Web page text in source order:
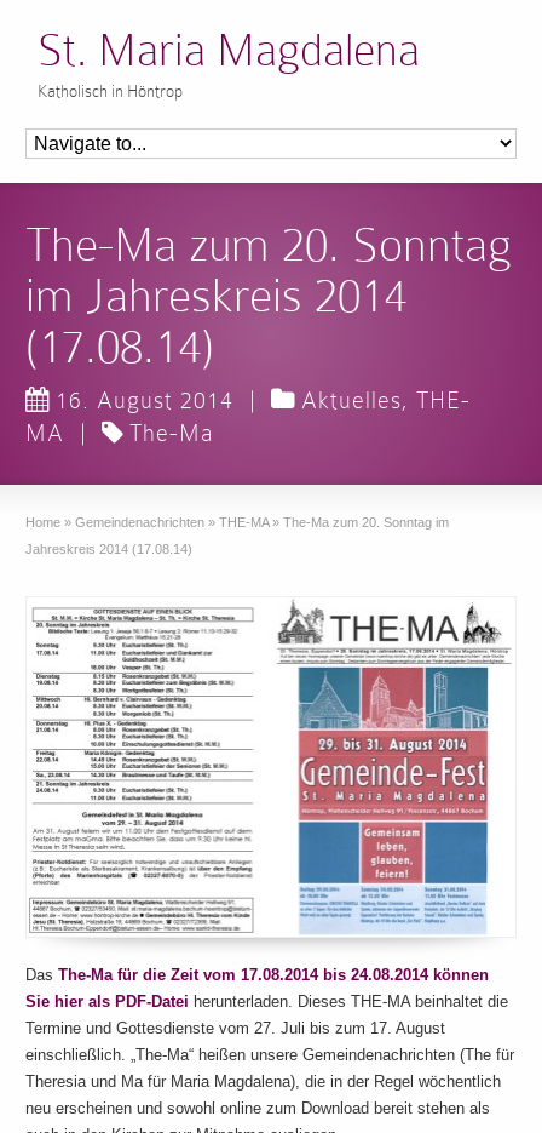
St. Maria Magdalena
Katholisch in Höntrop
The-Ma zum 20. Sonntag
im Jahreskreis 2014
(17.08.14)
16. August 2014 | Aktuelles,THE-
MA
| The-Ma
Home » Gemeindenachrichten » THE-MA » The-Ma zum 20. Sonntag im
Jahreskreis 2014 (17.08.14)
Das The-Ma für die Zeit vom 17.08.2014 bis 24.08.2014 können
Sie hier als PDF-Datei herunterladen. Dieses THE-MA beinhaltet die
Termine und Gottesdienste vom 27. Juli bis zum 17. August
einschließlich. „The-Ma“ heißen unsere Gemeindenachrichten (The für
Theresia und Ma für Maria Magdalena), die in der Regel wöchentlich
neu erscheinen und sowohl online zum Download bereit stehen als